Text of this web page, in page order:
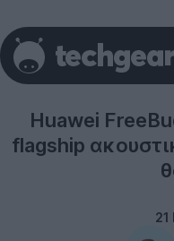
Huawei
flagship
21